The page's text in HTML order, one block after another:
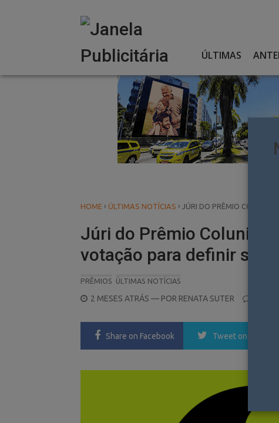
ÚLTIMAS
HOME › ÚLTIMAS NOTÍCIAS › JÚRI DO PRÊMIO
Júri do Prêmio
votação para definir
PRÊMIOS ÚLTIMAS NOTÍCIAS
POSTED
2 MESES ATRÁS — POR RENATA SUTER
Share on Facebook Tweet on Twitter